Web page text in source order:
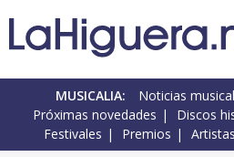
MUSICALIA: Noticias
Próximas novedades
Discos
Festivales
Premios Artistas